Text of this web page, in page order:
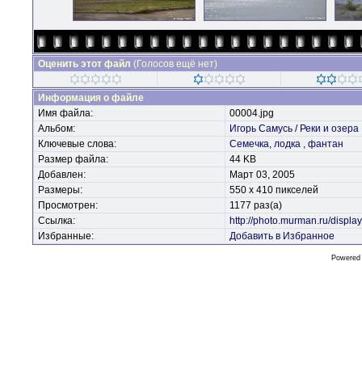
Оценить этот файл (Голосов ещё нет)
Информация о файле
Имя файла:
00004.jpg
Альбом:
Игорь Самусь / Реки и озера
Ключевые слова:
Семечка, лодка , фантан
Размер файла:
44 KB
Добавлен:
Март 03, 2005
Размеры:
550 x 410 пикселей
Просмотрен:
1177 раз(а)
Ссылка:
http://photo.murman.ru/
Избранные:
Добавить в Избранное